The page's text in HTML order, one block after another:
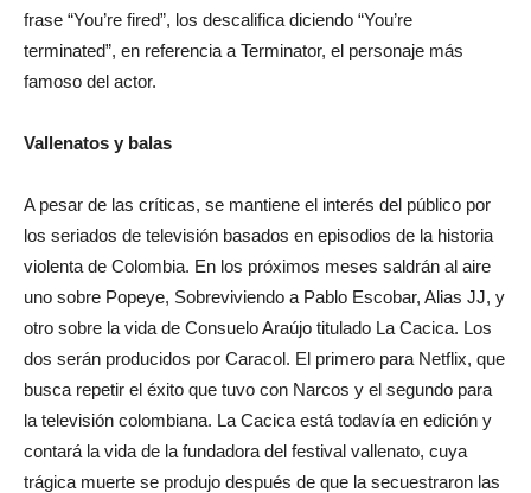
frase “You’re fired”, los descalifica diciendo “You’re
terminated”, en referencia a Terminator, el personaje más
famoso del actor.
Vallenatos y balas
A pesar de las críticas, se mantiene el interés del público por
los seriados de televisión basados en episodios de la historia
violenta de Colombia. En los próximos meses saldrán al aire
uno sobre Popeye, Sobreviviendo a Pablo Escobar, Alias JJ, y
otro sobre la vida de Consuelo Araújo titulado La Cacica. Los
dos serán producidos por Caracol. El primero para Netflix, que
busca repetir el éxito que tuvo con Narcos y el segundo para
la televisión colombiana. La Cacica está todavía en edición y
contará la vida de la fundadora del festival vallenato, cuya
trágica muerte se produjo después de que la secuestraron las